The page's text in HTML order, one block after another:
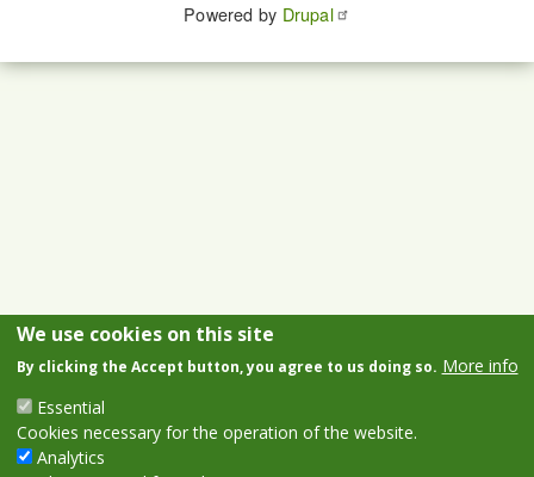
Powered by Drupal
We use cookies on this site
By clicking the Accept button, you agree to us doing so. More info
Essential
Cookies necessary for the operation of the website.
Analytics